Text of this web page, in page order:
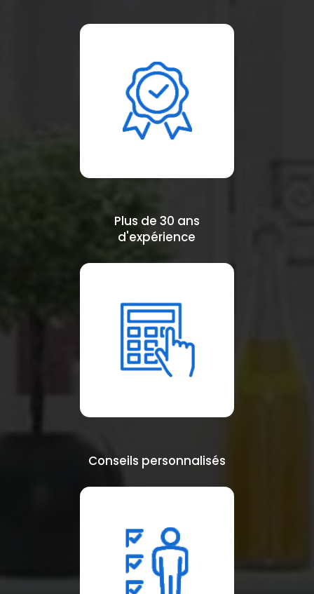
Plus de 30 ans
d'expérience
Conseils personnalisés